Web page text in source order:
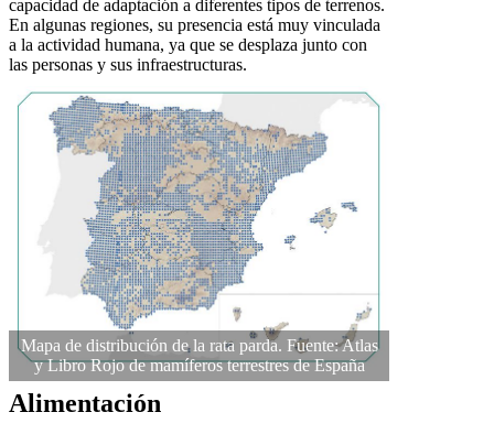
capacidad de adaptación a diferentes tipos de terrenos.
En algunas regiones, su presencia está muy vinculada
a la actividad humana, ya que se desplaza junto con
las personas y sus infraestructuras.
Mapa de distribución de la rata parda. Fuente: Atlas
y Libro Rojo de mamíferos terrestres de España
Alimentación